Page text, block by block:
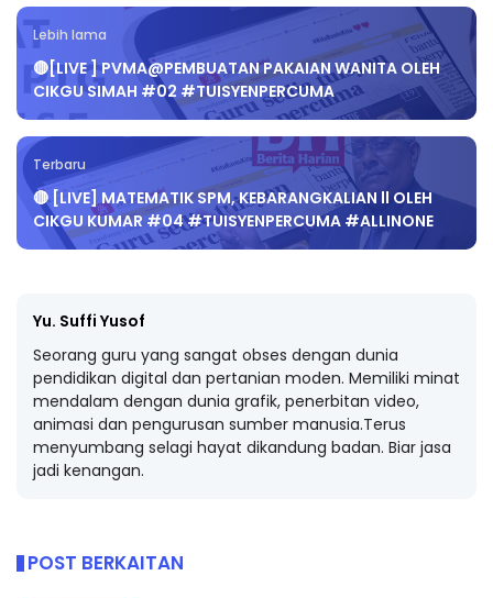
Lebih lama
🔴[LIVE ] PVMA@PEMBUATAN PAKAIAN WANITA OLEH
CIKGU SIMAH #02 #TUISYENPERCUMA
Terbaru
🔴 [LIVE] MATEMATIK SPM, KEBARANGKALIAN ll OLEH
CIKGU KUMAR #04 #TUISYENPERCUMA #ALLINONE
Yu. Suffi Yusof
Seorang guru yang sangat obses dengan dunia
pendidikan digital dan pertanian moden. Memiliki minat
mendalam dengan dunia grafik, penerbitan video,
animasi dan pengurusan sumber manusia.Terus
menyumbang selagi hayat dikandung badan. Biar jasa
jadi kenangan.
POST BERKAITAN